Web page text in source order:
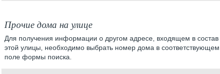
Прочие дома на улице
Для получения информации о другом адресе, входящем в состав
этой улицы, необходимо выбрать номер дома в соответствующем
поле формы поиска.